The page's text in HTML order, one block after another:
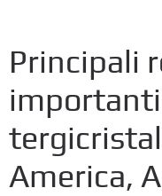
Principali
America,